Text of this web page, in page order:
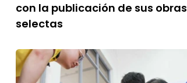
con la publicación de sus obras
selectas